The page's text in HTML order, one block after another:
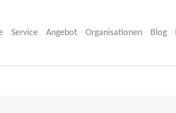
Service Angebot Organisationen Blog